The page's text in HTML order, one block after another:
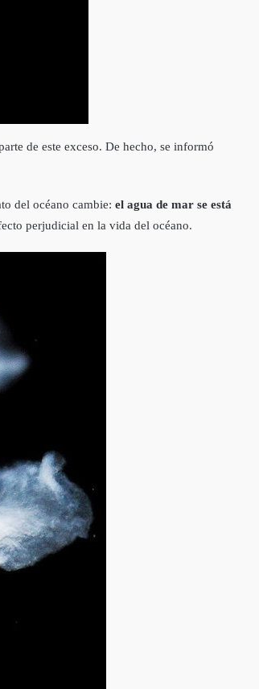
de este exceso. De hecho, se informó
del océano cambie: el agua de mar se está
perjudicial en la vida del océano.